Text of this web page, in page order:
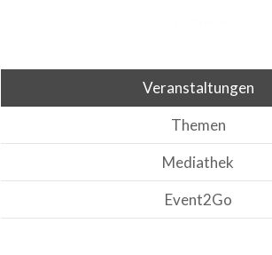
Veranstaltungen
Themen
Mediathek
Event2Go